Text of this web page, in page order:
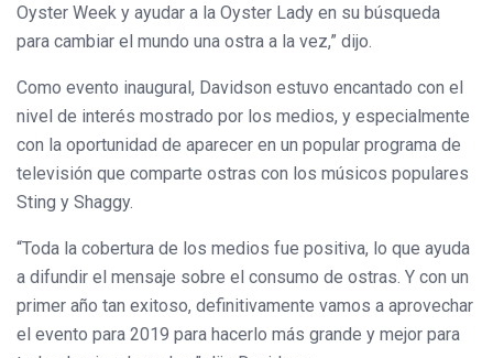
Oyster Week y ayudar a la Oyster Lady en su búsqueda
para cambiar el mundo una ostra a la vez,” dijo.
Como evento inaugural, Davidson estuvo encantado con el
nivel de interés mostrado por los medios, y especialmente
con la oportunidad de aparecer en un popular programa de
televisión que comparte ostras con los músicos populares
Sting y Shaggy.
“Toda la cobertura de los medios fue positiva, lo que ayuda
a difundir el mensaje sobre el consumo de ostras. Y con un
primer año tan exitoso, definitivamente vamos a aprovechar
el evento para 2019 para hacerlo más grande y mejor para